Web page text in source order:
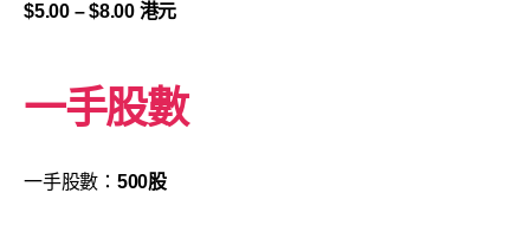
$5.00 – $8.00 港元
一手股數
一手股數： 500股